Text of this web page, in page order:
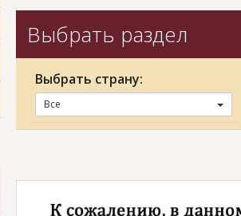
Выбрать раздел
Выбрать страну:
Все